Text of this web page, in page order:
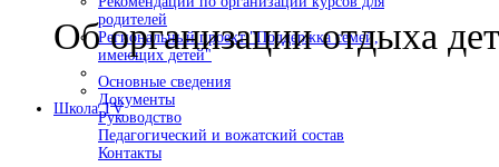
родителей
Региональный проект "Поддержка семей,
имеющих детей"
Школа TV
Об организации отдыха
Основные сведения
Документы
Руководство
Педагогический и вожатский состав
Контакты